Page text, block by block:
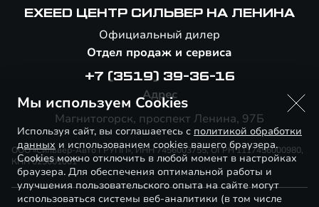
EXEED ЦЕНТР СИЛЬВЕР НА ЛЕНИНА
Официальный дилер
Отдел продаж и сервиса
+7 (3519) 39-36-16
Адрес
Магнитогорск, проспект Ленина, 97Б
ООО «Сильвер-Авто ГРУПП», ИНН 7456003755, ОГРН 1117456000980,
КПП 025601001
Мы используем Cookies
Используя сайт, вы соглашаетесь с политикой обработки
данных и использованием cookies вашего браузера.
Cookies можно отключить в любой момент в настройках
браузера. Для обеспечения оптимальной работы и
улучшения пользовательского опыта на сайте могут
использоваться системы веб-аналитики (в том числе